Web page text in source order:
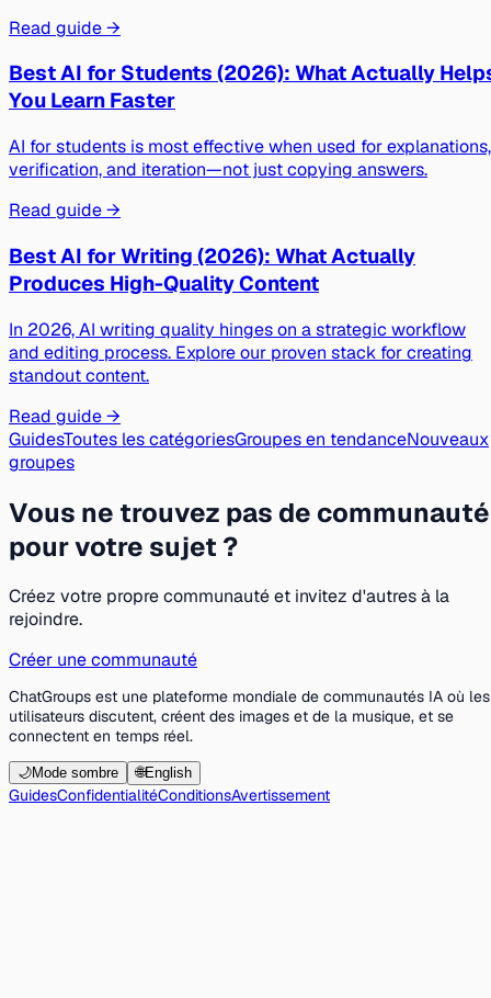
Read guide →
Best AI for Students (2026): What Actually
You Learn Faster
AI for students is most effective when used for explanations,
verification, and iteration—not just copying answers.
Read guide →
Best AI for Writing (2026): What Actually
Produces High-Quality Content
In 2026, AI writing quality hinges on a strategic workflow
and editing process. Explore our proven stack for creating
standout content.
Read guide →
GuidesToutes les catégoriesGroupes en tendanceNouveaux
groupes
Vous ne trouvez pas de communauté
pour votre sujet ?
Créez votre propre communauté et invitez d'autres à la
rejoindre.
Créer une communauté
ChatGroups est une plateforme mondiale de communautés IA où les
utilisateurs discutent, créent des images et de la musique, et se
connectent en temps réel.
🌙Mode sombre 🌐English
GuidesConfidentialitéConditionsAvertissement